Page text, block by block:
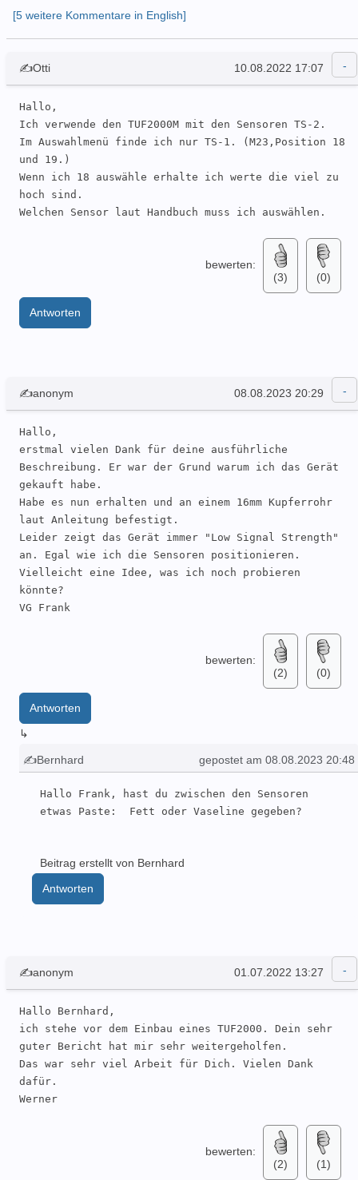
[5 weitere Kommentare in English]
✍Otti 10.08.2022 17:07
Hallo,
Ich verwende den TUF2000M mit den Sensoren TS-2.
Im Auswahlmenü finde ich nur TS-1. (M23,Position 18
und 19.)
Wenn ich 18 auswähle erhalte ich werte die viel zu
hoch sind.
Welchen Sensor laut Handbuch muss ich auswählen.
bewerten:
(3)
(0)
Antworten
✍anonym 08.08.2023 20:29
Hallo,
erstmal vielen Dank für deine ausführliche
Beschreibung. Er war der Grund warum ich das Gerät
gekauft habe.
Habe es nun erhalten und an einem 16mm Kupferrohr
laut Anleitung befestigt.
Leider zeigt das Gerät immer "Low Signal Strength"
an. Egal wie ich die Sensoren positionieren.
Vielleicht eine Idee, was ich noch probieren
könnte?
VG Frank
bewerten:
(2)
(0)
Antworten
↳
✍Bernhard gepostet am 08.08.2023 20:48
Hallo Frank, hast du zwischen den Sensoren
etwas Paste:  Fett oder Vaseline gegeben?
Beitrag erstellt von Bernhard
Antworten
✍anonym 01.07.2022 13:27
Hallo Bernhard,
ich stehe vor dem Einbau eines TUF2000. Dein sehr
guter Bericht hat mir sehr weitergeholfen.
Das war sehr viel Arbeit für Dich. Vielen Dank
dafür.
Werner
bewerten:
(2)
(1)